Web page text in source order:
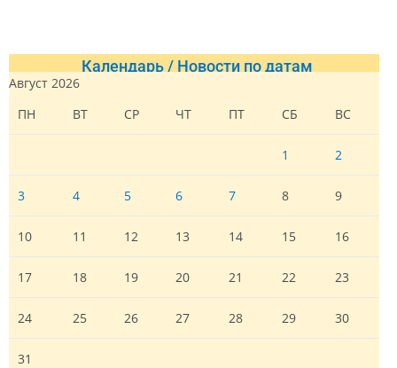
Календарь / Новости по датам
Август 2026
ПН
ВТ СР ЧТ ПТ СБ ВС
1 2
3 4 5 6 7 8 9
10 11 12 13 14 15 16
17 18 19 20 21 22 23
24 25 26 27 28 29 30
31